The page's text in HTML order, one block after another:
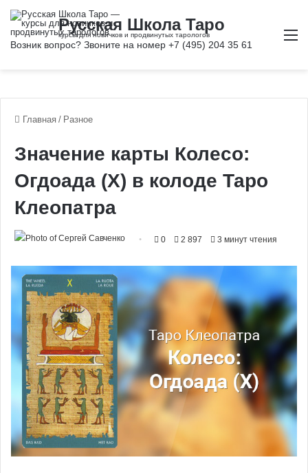
Главная / Разное
Значение карты Колесо:
Огдоада (X) в колоде Таро
Клеопатра
0 2 897 3 минут чтения